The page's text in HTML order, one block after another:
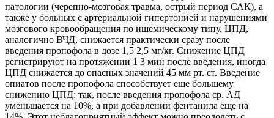
патологии (черепно-мозговая травма, острый период САК), а
также у больных с артериальной гипертонией и нарушениями
мозгового кровообращения по ишемическому типу. ЦПД,
аналогично ВЧД, снижается практически сразу после
введения пропофола в дозе 1,5 2,5 мг/кг. Снижение ЦПД
регистрируют на протяжении 1 3 мин после введения, иногда
ЦПД снижается до опасных значений 45 мм рт. ст. Введение
опиатов после пропофола способствует еще большему
снижению ЦПД: так, после введения пропофола ср. АД
уменьшается на 10%, а при добавлении фентанила еще на